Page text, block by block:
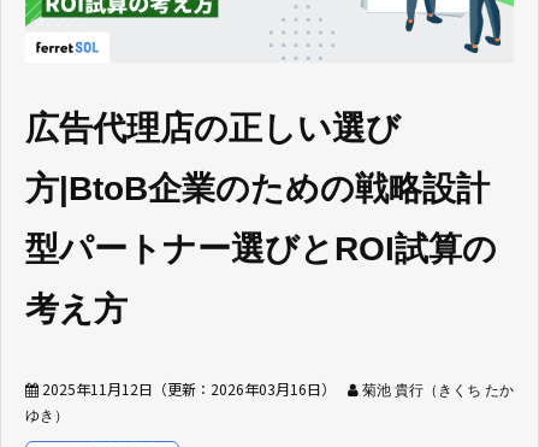
広告代理店の正しい選び
方|BtoB企業のための戦略設計
型パートナー選びとROI試算の
考え方
2025年11月12日 （更新： 2026年03月16日）
菊池 貴行（きくち たか
ゆき）